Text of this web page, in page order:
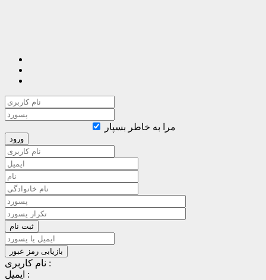
مرا به خاطر بسپار
نام کاربری :
ایمیل :